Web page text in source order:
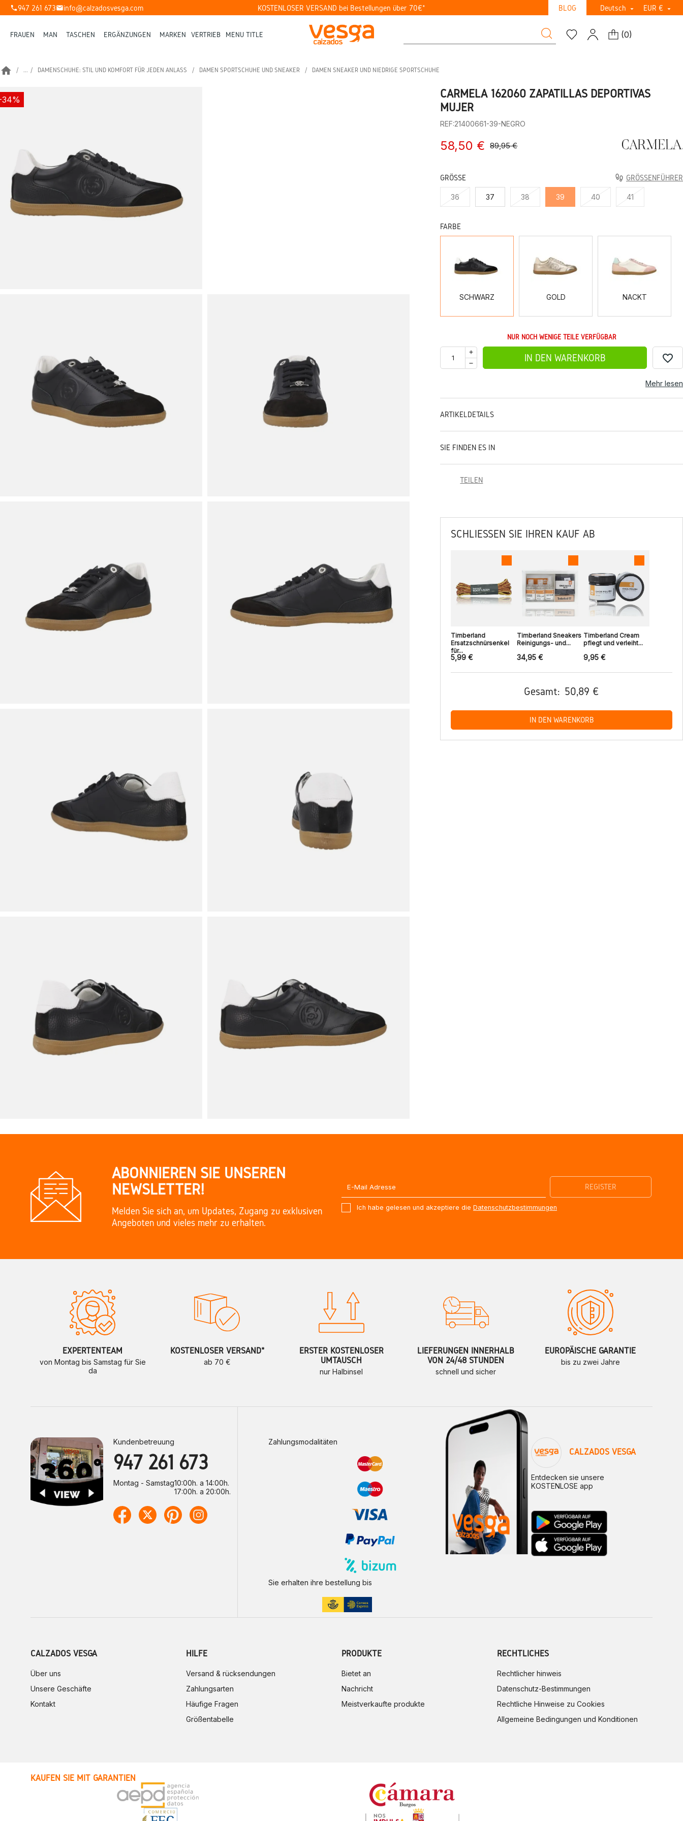
phone947 261 673mailinfo@calzadosvesga.com KOSTENLOSER VERSAND bei Bestellungen über 70€* BLOG Deutsch  EUR € 
FRAUEN MAN TASCHEN ERGÄNZUNGEN MARKEN VERTRIEB MENU TITLE (0)
home ... DAMENSCHUHE: STIL UND KOMFORT FÜR JEDEN ANLASS DAMEN SPORTSCHUHE UND SNEAKER DAMEN SNEAKER UND NIEDRIGE SPORTSCHUHE
CARMELA 162060 ZAPATILLAS DEPORTIVAS
MUJER
REF:21400661-39-NEGRO
58,50 € 89,95 €
GRÖSSE GRÖSSENFÜHRER
36 37 38 39 40 41
FARBE
SCHWARZ GOLD NACKT
NUR NOCH WENIGE TEILE VERFÜGBAR
IN DEN WARENKORB favorite_border
Mehr lesen
ARTIKELDETAILS
SIE FINDEN ES IN
TEILEN
SCHLIESSEN SIE IHREN KAUF AB
Timberland
Ersatzschnürsenkel
für...
5,99 €
Timberland Sneakers
Reinigungs- und...
34,95 €
Timberland Cream
pflegt und verleiht...
9,95 €
Gesamt: 50,89 €
IN DEN WARENKORB
ABONNIEREN SIE UNSEREN
NEWSLETTER!
Melden Sie sich an, um Updates, Zugang zu exklusiven
Angeboten und vieles mehr zu erhalten.
Ich habe gelesen und akzeptiere die Datenschutzbestimmungen
EXPERTENTEAM
von Montag bis Samstag für Sie
da
KOSTENLOSER VERSAND*
ab 70 €
ERSTER KOSTENLOSER
UMTAUSCH
nur Halbinsel
LIEFERUNGEN INNERHALB
VON 24/48 STUNDEN
schnell und sicher
EUROPÄISCHE GARANTIE
bis zu zwei Jahre
Kundenbetreuung
947 261 673
Montag - Samstag10:00h. a 14:00h.
17:00h. a 20:00h.
Zahlungsmodalitäten
Sie erhalten ihre bestellung bis
CALZADOS VESGA
Entdecken sie unsere
KOSTENLOSE app
CALZADOS VESGA
Über uns
Unsere Geschäfte
Kontakt
HILFE
Versand & rücksendungen
Zahlungsarten
Häufige Fragen
Größentabelle
PRODUKTE
Bietet an
Nachricht
Meistverkaufte produkte
RECHTLICHES
Rechtlicher hinweis
Datenschutz-Bestimmungen
Rechtliche Hinweise zu Cookies
Allgemeine Bedingungen und Konditionen
KAUFEN SIE MIT GARANTIEN